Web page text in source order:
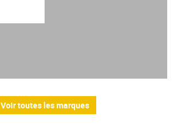
Voir toutes les marques